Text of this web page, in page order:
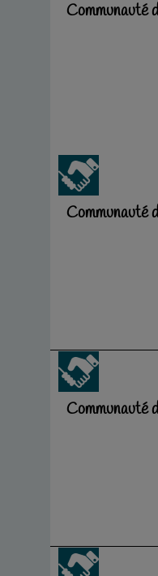
Communauté
Communauté
Communauté